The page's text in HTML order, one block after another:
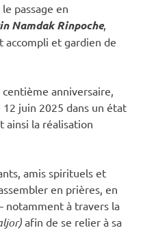
passage en
Namdak Rinpoche,
accompli et gardien de
anniversaire,
juin 2025 dans un état
la réalisation
amis spirituels et
en prières, en
à travers la
afin de se relier à sa